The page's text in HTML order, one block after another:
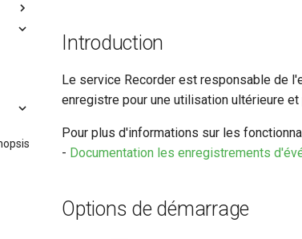
Introduction
Le service Recorder est responsable de
enregistre pour une utilisation ultérieure
Pour plus d'informations sur les
- Documentation les enregistrements
Options de démarrage